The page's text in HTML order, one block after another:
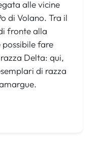
alle vicine
di Volano. Tra il
fronte alla
possibile fare
Delta: qui,
di razza